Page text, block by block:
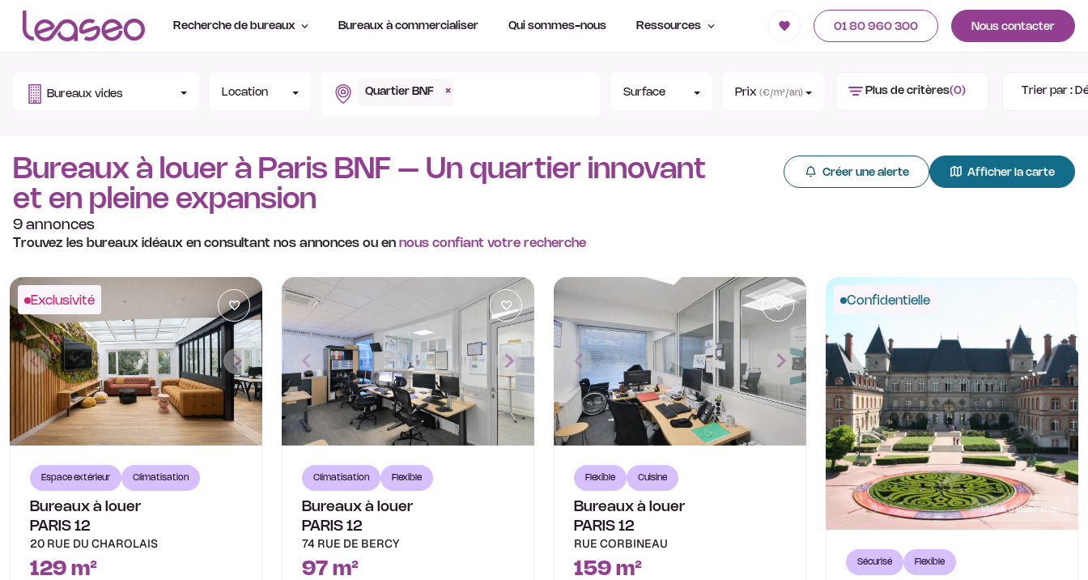
Recherche de bureaux Bureaux à commercialiser Qui sommes-nous Ressources 01 80 960 300 Nous contacter
Bureaux vides Location ×
Quartier BNF Surface Prix(€/m²/an) Plus de critères(0) Trier par :
Bureaux à louer à Paris BNF – Un quartier innovant
et en pleine expansion
9 annonces
Trouvez les bureaux idéaux en consultant nos annonces ou en nous confiant votre recherche
Créer une alerte Afficher la carte
Exclusivité
Espace extérieur Climatisation
Bureaux à louer
PARIS 12
20 RUE DU CHAROLAIS
129 m²
Climatisation Flexible
Bureaux à louer
PARIS 12
74 RUE DE BERCY
97 m²
Flexible Cuisine
Bureaux à louer
PARIS 12
RUE CORBINEAU
159 m²
Confidentielle
Visuel d'illustration
Sécurisé Flexible